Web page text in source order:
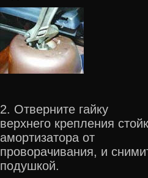
2. Отверните гайку
верхнего крепления
амортизатора от
проворачивания, и
подушкой.